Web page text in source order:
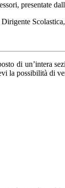
presentate
Scolastica,
di un’intera
la possibilità di